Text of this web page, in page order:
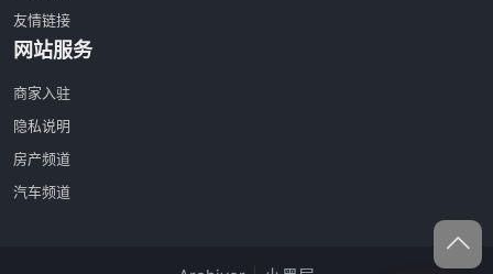
友情链接
网站服务
商家入驻
隐私说明
房产频道
汽车频道